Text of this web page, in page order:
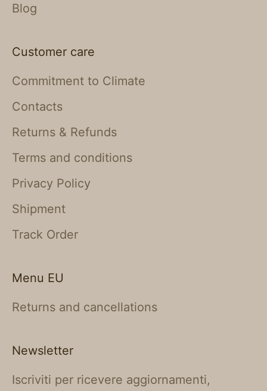
Blog
Customer care
Commitment to Climate
Contacts
Returns & Refunds
Terms and conditions
Privacy Policy
Shipment
Track Order
Menu EU
Returns and cancellations
Newsletter
Iscriviti per ricevere aggiornamenti,